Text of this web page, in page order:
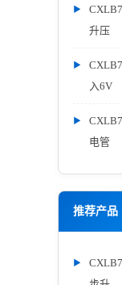
升压
入6V
电管
推荐产品